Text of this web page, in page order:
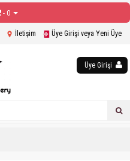
- 0
İletişim Üye Girişi veya Yeni Üye
Üye Girişi